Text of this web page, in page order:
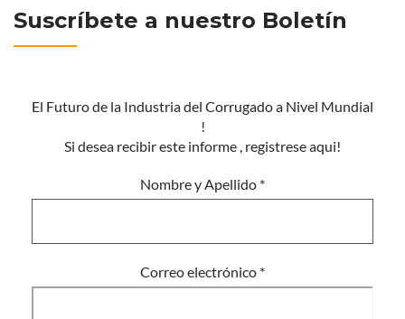
Suscríbete a nuestro Boletín
El Futuro de la Industria del Corrugado a Nivel Mundial
!
Si desea recibir este informe , registrese aqui!
Nombre y Apellido *
Correo electrónico *